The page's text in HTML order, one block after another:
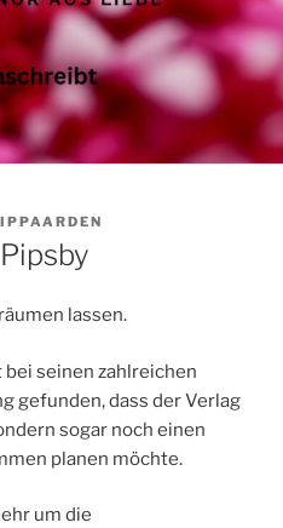
lassen.
bei seinen zahlreichen
gefunden, dass der Verlag
sogar noch einen
planen möchte.
um die